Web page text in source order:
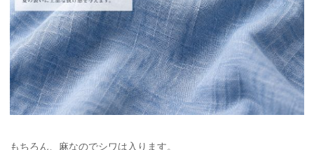
もちろん、麻なのでシワは入ります。